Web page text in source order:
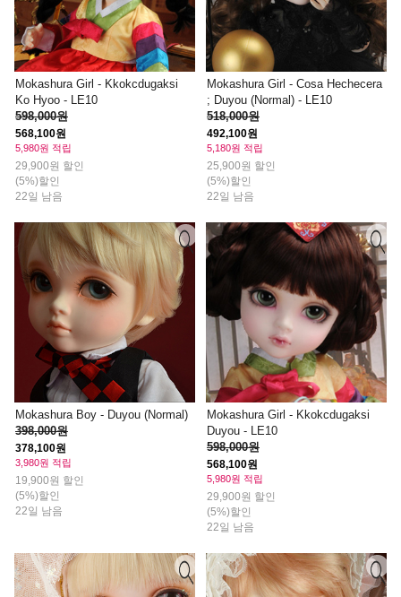
Mokashura Girl - Kkokcdugaksi
Ko Hyoo - LE10
598,000원
568,100원
5,980원 적립
29,900원 할인
(5%)할인
22일 남음
Mokashura Girl - Cosa Hechecera
; Duyou (Normal) - LE10
518,000원
492,100원
5,180원 적립
25,900원 할인
(5%)할인
22일 남음
Mokashura Boy - Duyou (Normal)
398,000원
378,100원
3,980원 적립
19,900원 할인
(5%)할인
22일 남음
Mokashura Girl - Kkokcdugaksi
Duyou - LE10
598,000원
568,100원
5,980원 적립
29,900원 할인
(5%)할인
22일 남음